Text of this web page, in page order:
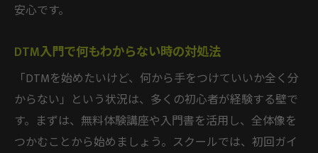
安心です。
DTM入門で何もわからない時の対処法
「DTMを始めたいけど、何から手をつけていいか全く分
からない」という状況は、多くの初心者が経験する壁で
す。まずは、無料体験講座や入門書を活用し、全体像を
つかむことから始めましょう。スクールでは、初回ガイ